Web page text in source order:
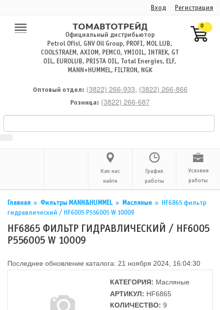
Вход Регистрация
Официальный дистрибьютор
Petrol Ofisi, GNV Oil Group, PROFI, MOL LUB,
COOLSTRAEM, AXIOM, PEMCO, YMIOIL, INTREK, GT
OIL, EUROLUB, PRISTA OIL, Total Energies, ELF,
MANN+HUMMEL, FILTRON, NGK
0
Оптовый отдел: (3822) 266-933, (3822) 266-866
Розница: (3822) 266-687
Как нас
найти
График
работы
Условия
работы
Главная » Фильтры MANN&HUMMEL » Масляные »
HF6865 фильтр
гидравлический / HF6005 P556005 W 10009
HF6865 ФИЛЬТР ГИДРАВЛИЧЕСКИЙ / HF6005
P556005 W 10009
Последнее обновление каталога: 21 ноября 2024, 16:04:30
КАТЕГОРИЯ: Масляные
АРТИКУЛ: HF6865
КОЛИЧЕСТВО: 9